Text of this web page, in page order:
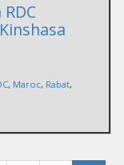
, Maroc, Rabat,